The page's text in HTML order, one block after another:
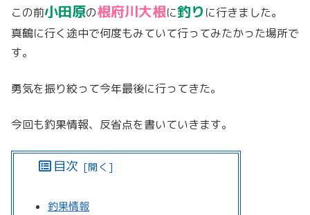
この前小田原の根府川大根に釣り に行きました。
真鶴に行く途中で何度もみていて行ってみたかった場所で
す。
勇気を振り絞って今年最後に行ってきた。
今回も釣果情報、反省点を書いていきます。
目次
釣果情報